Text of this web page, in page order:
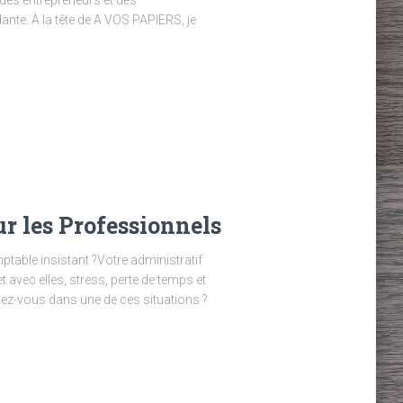
À la tête de A VOS PAPIERS, je
les Professionnels
insistant ?Votre administratif
elles, stress, perte de temps et
vous dans une de ces situations ?